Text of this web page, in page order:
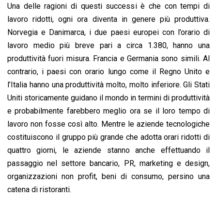
Una delle ragioni di questi successi è che con tempi di
lavoro ridotti, ogni ora diventa in genere più produttiva.
Norvegia e Danimarca, i due paesi europei con l’orario di
lavoro medio più breve pari a circa 1.380, hanno una
produttività fuori misura. Francia e Germania sono simili. Al
contrario, i paesi con orario lungo come il Regno Unito e
l’Italia hanno una produttività molto, molto inferiore. Gli Stati
Uniti storicamente guidano il mondo in termini di produttività
e probabilmente farebbero meglio ora se il loro tempo di
lavoro non fosse così alto. Mentre le aziende tecnologiche
costituiscono il gruppo più grande che adotta orari ridotti di
quattro giorni, le aziende stanno anche effettuando il
passaggio nel settore bancario, PR, marketing e design,
organizzazioni non profit, beni di consumo, persino una
catena di ristoranti.